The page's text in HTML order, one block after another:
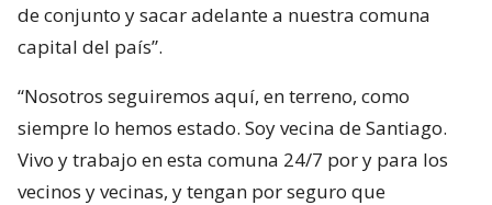
de conjunto y sacar adelante a nuestra comuna
capital del país”.
“Nosotros seguiremos aquí, en terreno, como
siempre lo hemos estado. Soy vecina de Santiago.
Vivo y trabajo en esta comuna 24/7 por y para los
vecinos y vecinas, y tengan por seguro que